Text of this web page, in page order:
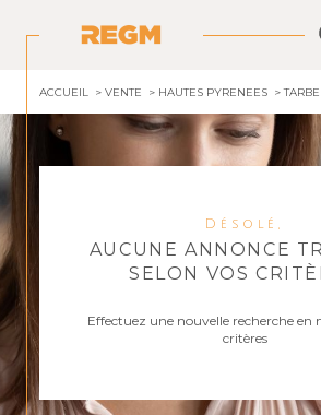
ACCUEIL VENTE HAUTES PYRENEES
Désolé,
AUCUNE ANNONCE
SELON VOS
Effectuez une nouvelle recherche en
critères